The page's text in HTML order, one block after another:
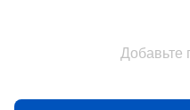
Добавьте